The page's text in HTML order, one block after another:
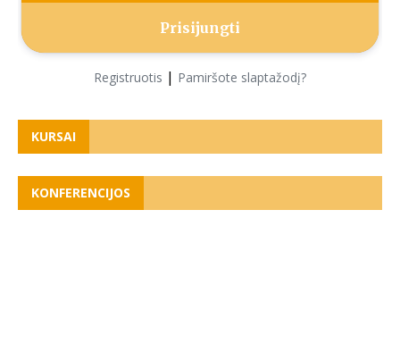
Registruotis | Pamiršote slaptažodį?
KURSAI
KONFERENCIJOS